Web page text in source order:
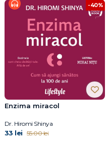
-40%
Enzima miracol
Dr. Hiromi Shinya
33 lei 55.00 lei